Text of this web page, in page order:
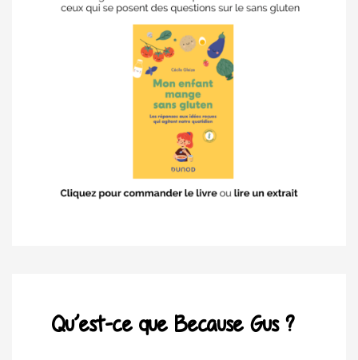
Qu’est-ce que Because Gus ?